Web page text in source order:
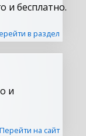
и бесплатно.
в раздел
и
Перейти на сайт